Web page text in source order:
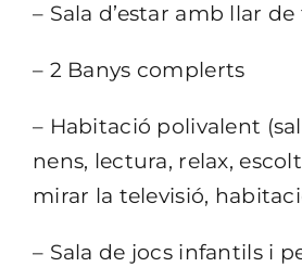
– Sala d’estar amb llar de
– 2 Banys complerts
– Habitació polivalent
nens, lectura, relax,
mirar la televisió,
– Sala de jocs infantils i